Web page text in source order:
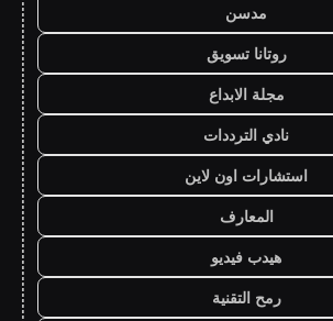
مدسن
روتانا تسويق
مجلة الابداع
نادي الترددات
استشارات اون لاين
المعارف
هيدب فيديو
رمح التقنية